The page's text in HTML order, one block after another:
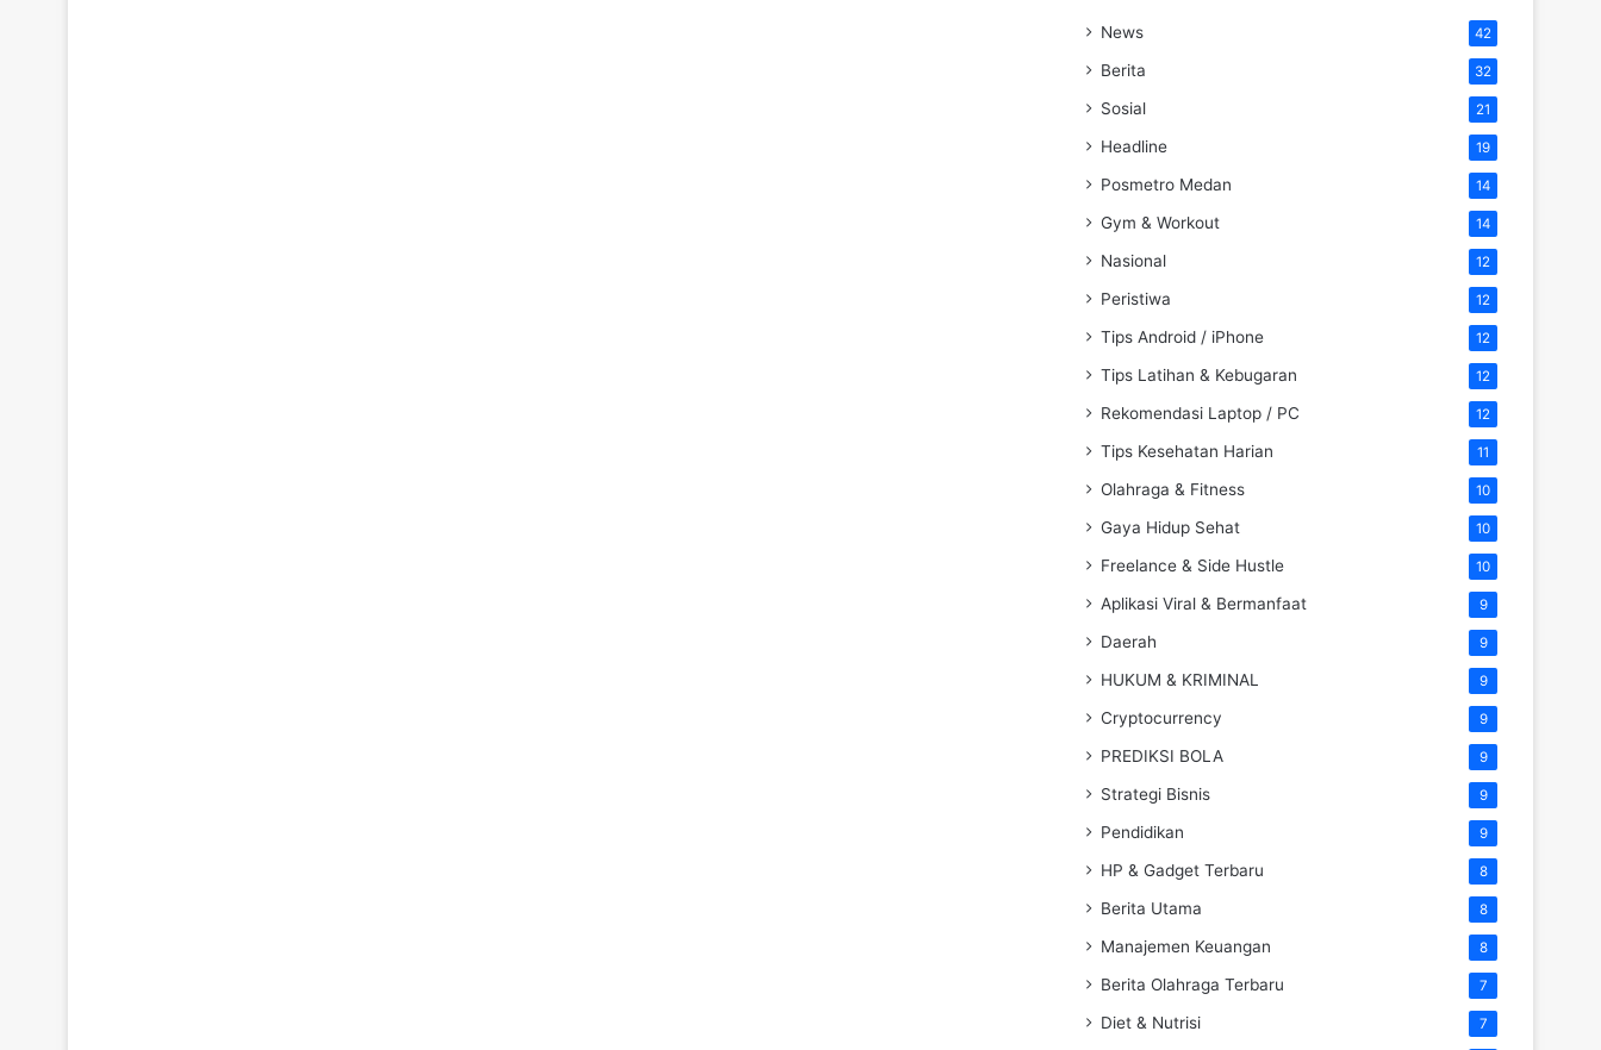
News 42
Berita 32
Sosial 21
Headline 19
Posmetro Medan 14
Gym & Workout 14
Nasional 12
Peristiwa 12
Tips Android / iPhone 12
Tips Latihan & Kebugaran 12
Rekomendasi Laptop / PC 12
Tips Kesehatan Harian 11
Olahraga & Fitness 10
Gaya Hidup Sehat 10
Freelance & Side Hustle 10
Aplikasi Viral & Bermanfaat 9
Daerah 9
HUKUM & KRIMINAL 9
Cryptocurrency 9
PREDIKSI BOLA 9
Strategi Bisnis 9
Pendidikan 9
HP & Gadget Terbaru 8
Berita Utama 8
Manajemen Keuangan 8
Berita Olahraga Terbaru 7
Diet & Nutrisi 7